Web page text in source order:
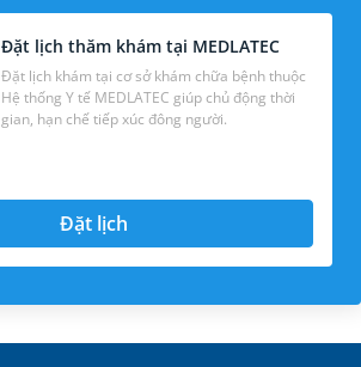
Đặt lịch thăm khám tại MEDLATEC
Đặt lịch khám tại cơ sở khám chữa bệnh thuộc
Hệ thống Y tế MEDLATEC giúp chủ động thời
gian, hạn chế tiếp xúc đông người.
Đặt lịch